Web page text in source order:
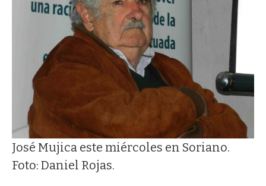
José Mujica este miércoles en Soriano.
Foto: Daniel Rojas.